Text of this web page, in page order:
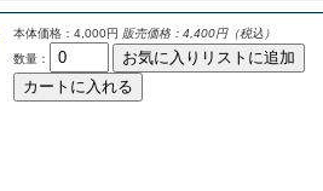
本体価格：4,000円 販売価格：4,400円（税込）
数量：
お気に入りリストに追加
カートに入れる